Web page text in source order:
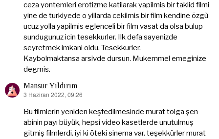
ceza yontemleri erotizme katilarak yapilmis bir taklid filmi
yine de turkiyede o yillarda cekilmis bir film kendine õzgù
ucuz yolla yapilmis eglenceli bir film vasat da olsa bulup
sundugunuz icin tesekkurler. Ilk defa sayenizde
seyretmek imkani oldu. Tesekkurler.
Kaybolmaktansa arsivde dursun. Mukemmel emeginize
degmis.
Mansur Yıldırım
dedi
3 Haziran 2022, 09:26
Bu filmlerin yeniden keşfedilmesinde murat tolga şen
abinin payı büyük, hepsi video kasetlerde unutulmuş
gitmiş filmlerdi. iyi ki öteki sinema var. teşekkürler murat